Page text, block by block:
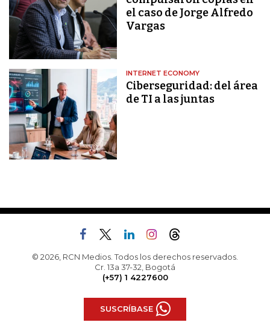
el caso de Jorge Alfredo
Vargas
INTERNET ECONOMY
Ciberseguridad: del área
de TI a las juntas
© 2026, RCN Medios. Todos los derechos reservados.
Cr. 13a 37-32, Bogotá
(+57) 1 4227600
SUSCRÍBASE